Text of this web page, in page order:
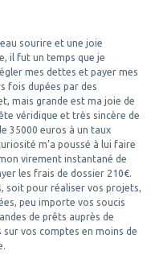
sourire et une joie
il fut un temps que je
mes dettes et payer mes
fois dupées par des
mais grande est ma joie de
véridique et très sincère de
35000 euros à un taux
m'a poussé à lui faire
virement instantané de
les frais de dossier 210€.
soit pour réaliser vos projets,
peu importe vos soucis
de prêts auprès de
vos comptes en moins de